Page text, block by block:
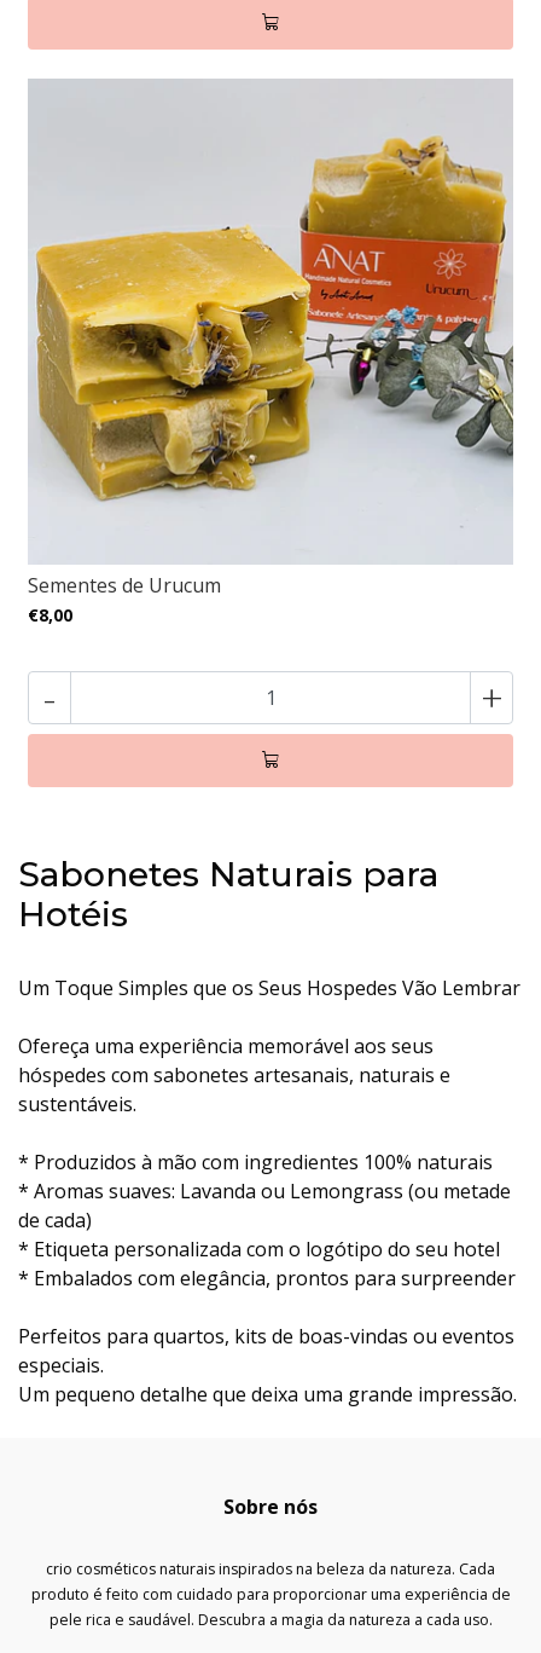
Sementes de Urucum
€8,00
- +
Sabonetes Naturais para
Hotéis
Um Toque Simples que os Seus Hospedes Vão Lembrar
Ofereça uma experiência memorável aos seus
hóspedes com sabonetes artesanais, naturais e
sustentáveis.
* Produzidos à mão com ingredientes 100% naturais
* Aromas suaves: Lavanda ou Lemongrass (ou metade
de cada)
* Etiqueta personalizada com o logótipo do seu hotel
* Embalados com elegância, prontos para surpreender
Perfeitos para quartos, kits de boas-vindas ou eventos
especiais.
Um pequeno detalhe que deixa uma grande impressão.
Sobre nós
crio cosméticos naturais inspirados na beleza da natureza. Cada
produto é feito com cuidado para proporcionar uma experiência de
pele rica e saudável. Descubra a magia da natureza a cada uso.